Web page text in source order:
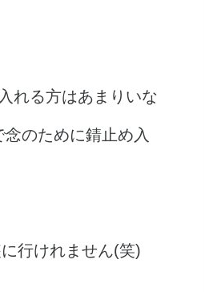
れる方はあまりいな
のために錆止め入
行けれません(笑)